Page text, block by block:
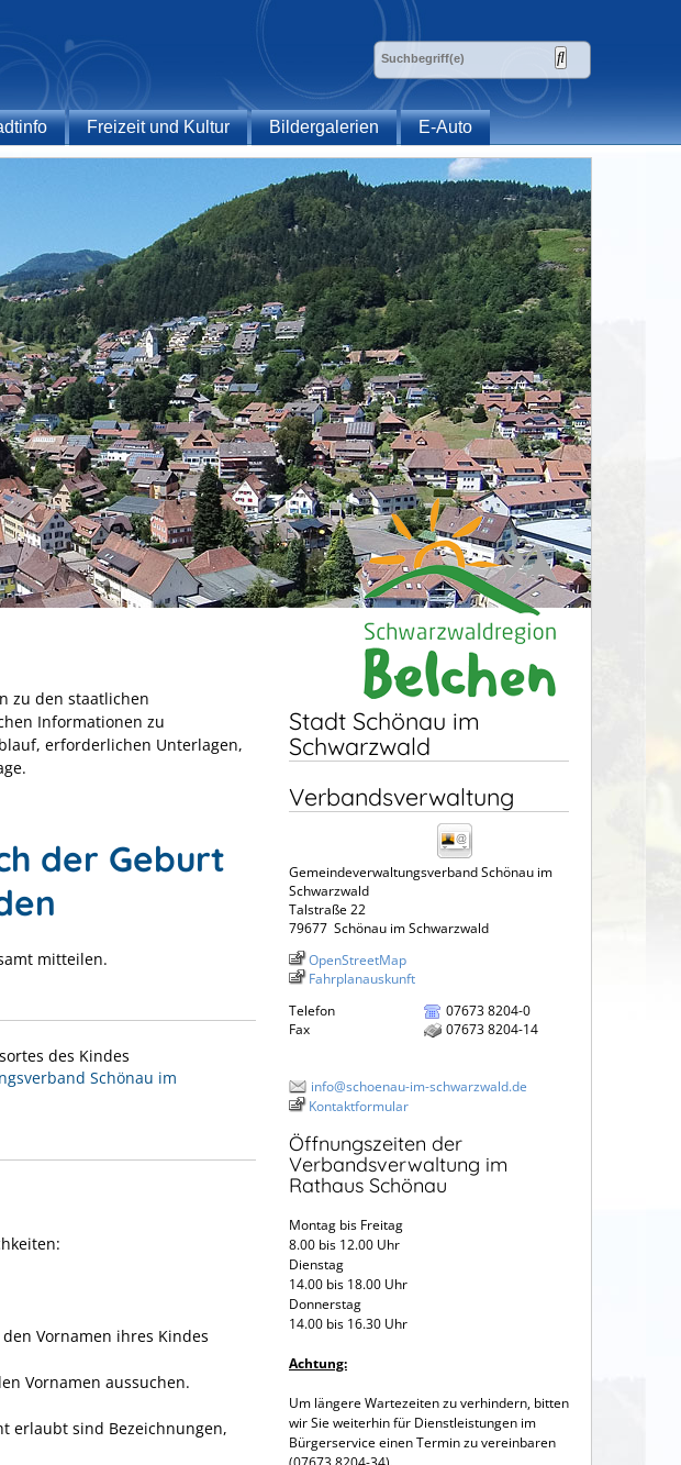
Freizeit und Kultur Bildergalerien
E-Auto
zu den staatlichen
Informationen zu
erforderlichen Unterlagen,
der Geburt
mitteilen.
des Kindes
Schönau im
Vornamen ihres Kindes
Vornamen aussuchen.
erlaubt sind Bezeichnungen,
Stadt Schönau im
Schwarzwald
Verbandsverwaltung
Gemeindeverwaltungsverband Schönau im
Schwarzwald
Talstraße 22
79677 Schönau im Schwarzwald
OpenStreetMap
Fahrplanauskunft
Telefon
07673 8204-0
Fax
07673 8204-14
info@schoenau-im-schwarzwald.de
Kontaktformular
Öffnungszeiten der
Verbandsverwaltung im
Rathaus Schönau
Montag bis Freitag
8.00 bis 12.00 Uhr
Dienstag
14.00 bis 18.00 Uhr
Donnerstag
14.00 bis 16.30 Uhr
Achtung:
Um längere Wartezeiten zu verhindern, bitten
wir Sie weiterhin für Dienstleistungen im
Bürgerservice einen Termin zu vereinbaren